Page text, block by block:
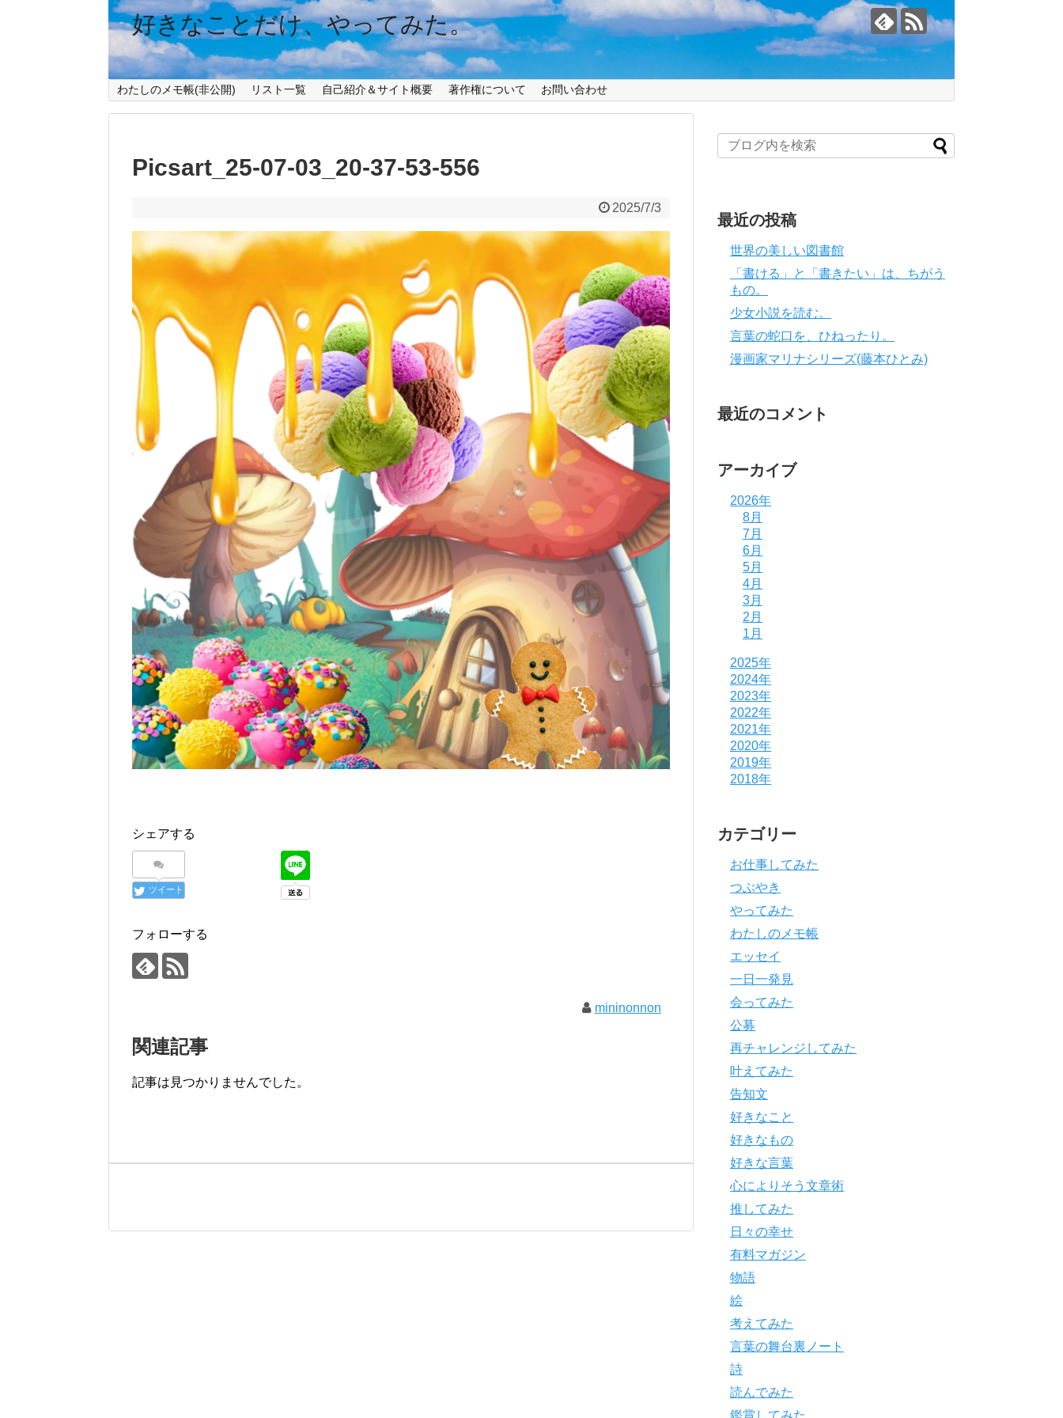
好きなことだけ、やってみた。
わたしのメモ帳(非公開) リスト一覧 自己紹介＆サイト概要 著作権について お問い合わせ
Picsart_25-07-03_20-37-53-556
2025/7/3
シェアする
ツイート
フォローする
mininonnon
関連記事
記事は見つかりませんでした。
最近の投稿
世界の美しい図書館
「書ける」と「書きたい」は、ちがう
もの。
少女小説を読む。
言葉の蛇口を、ひねったり。
漫画家マリナシリーズ(藤本ひとみ)
最近のコメント
アーカイブ
2026年
8月
7月
6月
5月
4月
3月
2月
1月
2025年
2024年
2023年
2022年
2021年
2020年
2019年
2018年
カテゴリー
お仕事してみた
つぶやき
やってみた
わたしのメモ帳
エッセイ
一日一発見
会ってみた
公募
再チャレンジしてみた
叶えてみた
告知文
好きなこと
好きなもの
好きな言葉
心によりそう文章術
推してみた
日々の幸せ
有料マガジン
物語
絵
考えてみた
言葉の舞台裏ノート
詩
読んでみた